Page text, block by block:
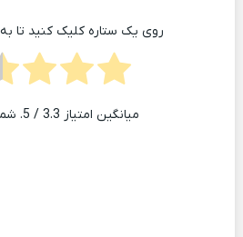
روی یک ستاره کلیک کنید تا
میانگین امتیاز 3.3 / 5. شمارش آرا: